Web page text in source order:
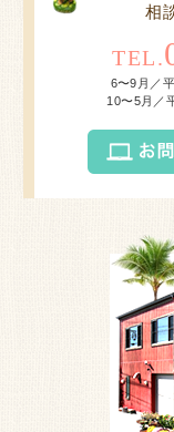
相
TEL.
6〜9月／
10〜5月／